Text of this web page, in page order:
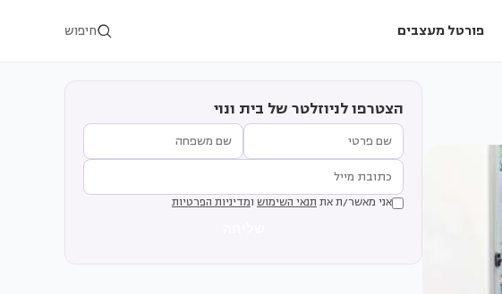
פורטל מעצבים חיפוש
הצטרפו לניוזלטר של בית ונוי
אני מאשר/ת את תנאי השימוש ומדיניות הפרטיות